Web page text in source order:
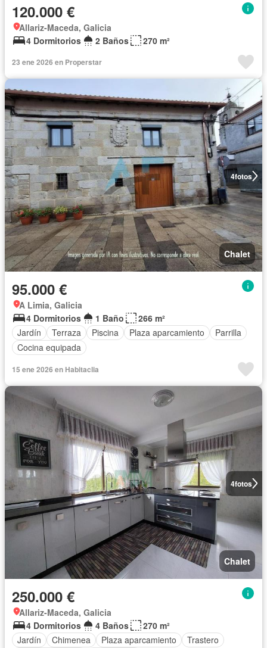
120.000 €
Allariz-Maceda, Galicia
4 Dormitorios
2 Baños 270 m²
23 ene 2026 en Properstar
4fotos
Chalet
95.000 €
A Limia, Galicia
4 Dormitorios
1 Baño
266 m²
Jardín
Terraza Piscina Plaza aparcamiento
Parrilla
Cocina equipada
15 ene 2026 en Habitaclia
4fotos
Chalet
250.000 €
Allariz-Maceda, Galicia
4 Dormitorios
4 Baños
270 m²
Jardín
Chimenea Plaza aparcamiento
Trastero